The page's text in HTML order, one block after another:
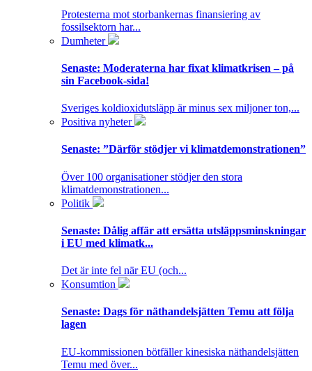
Protesterna mot storbankernas finansiering av
fossilsektorn har...
Dumheter
Senaste: Moderaterna har fixat klimatkrisen – på
sin Facebook-sida!
Sveriges koldioxidutsläpp är minus sex miljoner ton,...
Positiva nyheter
Senaste: ”Därför stödjer vi klimatdemonstrationen”
Över 100 organisationer stödjer den stora
klimatdemonstrationen...
Politik
Senaste: Dålig affär att ersätta utsläppsminskningar
i EU med klimatk...
Det är inte fel när EU (och...
Konsumtion
Senaste: Dags för näthandelsjätten Temu att följa
lagen
EU-kommissionen bötfäller kinesiska näthandelsjätten
Temu med över...